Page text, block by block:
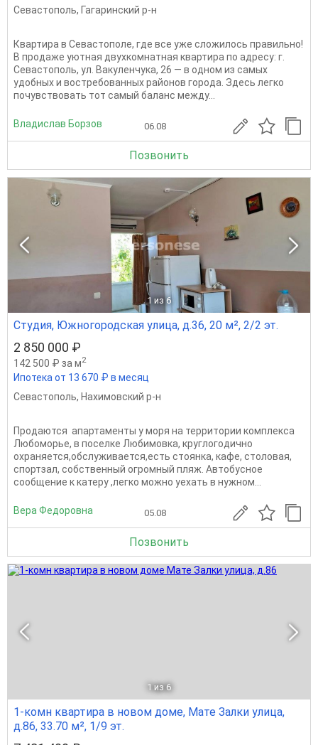
Севастополь, Гагаринский р-н
Квартира в Севастополе, где все уже сложилось правильно!
В продаже уютная двухкомнатная квартира по адресу: г.
Севастополь, ул. Вакуленчука, 26 — в одном из самых
удобных и востребованных районов города. Здесь легко
почувствовать тот самый баланс между...
Владислав Борзов 06.08
Позвонить
1 из 6
Студия, Южногородская улица, д.36, 20 м², 2/2 эт.
2 850 000 ₽
142 500 ₽ за м2
Ипотека от 13 670 ₽ в месяц
Севастополь, Нахимовский р-н
Продаются апартаменты у моря на территории комплекса
Любоморье, в поселке Любимовка, круглогодично
охраняется,обслуживается,есть стоянка, кафе, столовая,
спортзал, собственный огромный пляж. Автобусное
сообщение к катеру ,легко можно уехать в нужном...
Вера Федоровна 05.08
Позвонить
1 из 6
1-комн квартира в новом доме, Мате Залки улица,
д.86, 33.70 м², 1/9 эт.